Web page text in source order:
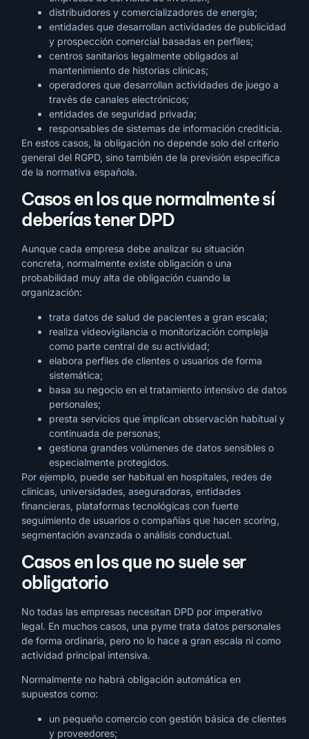
distribuidores y comercializadores de energía;
entidades que desarrollan actividades de publicidad
y prospección comercial basadas en perfiles;
centros sanitarios legalmente obligados al
mantenimiento de historias clínicas;
operadores que desarrollan actividades de juego a
través de canales electrónicos;
entidades de seguridad privada;
responsables de sistemas de información crediticia.
En estos casos, la obligación no depende solo del criterio
general del RGPD, sino también de la previsión específica
de la normativa española.
Casos en los que normalmente sí
deberías tener DPD
Aunque cada empresa debe analizar su situación
concreta, normalmente existe obligación o una
probabilidad muy alta de obligación cuando la
organización:
trata datos de salud de pacientes a gran escala;
realiza videovigilancia o monitorización compleja
como parte central de su actividad;
elabora perfiles de clientes o usuarios de forma
sistemática;
basa su negocio en el tratamiento intensivo de datos
personales;
presta servicios que implican observación habitual y
continuada de personas;
gestiona grandes volúmenes de datos sensibles o
especialmente protegidos.
Por ejemplo, puede ser habitual en hospitales, redes de
clínicas, universidades, aseguradoras, entidades
financieras, plataformas tecnológicas con fuerte
seguimiento de usuarios o compañías que hacen scoring,
segmentación avanzada o análisis conductual.
Casos en los que no suele ser
obligatorio
No todas las empresas necesitan DPD por imperativo
legal. En muchos casos, una pyme trata datos personales
de forma ordinaria, pero no lo hace a gran escala ni como
actividad principal intensiva.
Normalmente no habrá obligación automática en
supuestos como:
un pequeño comercio con gestión básica de clientes
y proveedores;